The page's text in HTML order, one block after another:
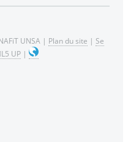
UNSA | Plan du site | Se
UP |